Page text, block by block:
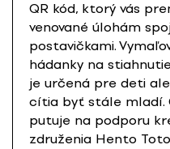
QR kód, ktorý vás
venované úlohám
postavičkami.
hádanky na
je určená pre deti
cítia byť stále mladí.
putuje na podporu
združenia Hento